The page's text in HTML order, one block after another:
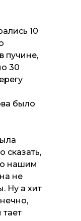
10
пучине,
30
было
сказать,
нашим
не
Ну а хит